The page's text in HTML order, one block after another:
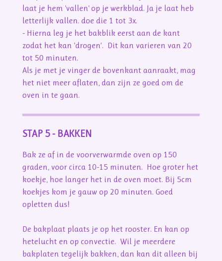
laat je hem 'vallen' op je werkblad. Ja je laat heb
letterlijk vallen. doe die 1 tot 3x.
- Hierna leg je het bakblik eerst aan de kant
zodat het kan ‘drogen’. Dit kan varieren van 20
tot 50 minuten.
Als je met je vinger de bovenkant aanraakt, mag
het niet meer aflaten, dan zijn ze goed om de
oven in te gaan.
STAP 5 - BAKKEN
Bak ze af in de voorverwarmde oven op 150
graden, voor circa 10-15 minuten. Hoe groter het
koekje, hoe langer het in de oven moet. Bij 5cm
koekjes kom je gauw op 20 minuten. Goed
opletten dus!
De bakplaat plaats je op het rooster. En kan op
hetelucht en op convectie. Wil je meerdere
bakplaten tegelijk bakken, dan kan dit alleen bij